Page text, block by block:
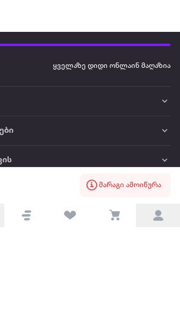
მარაგი ამოიწურა
ყველაზე დიდი ონლაინ მაღაზია